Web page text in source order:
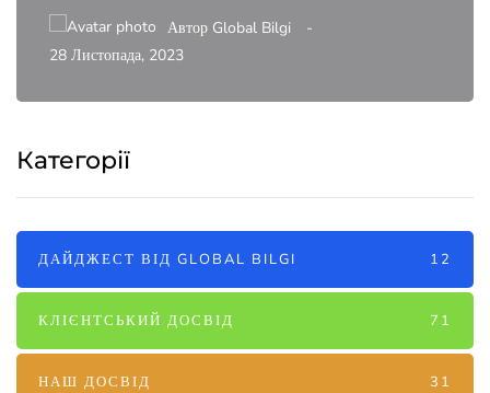
Автор Global Bilgi
28 Листопада, 2023
Категорії
ДАЙДЖЕСТ ВІД GLOBAL BILGI 12
КЛІЄНТСЬКИЙ ДОСВІД 71
НАШ ДОСВІД 31